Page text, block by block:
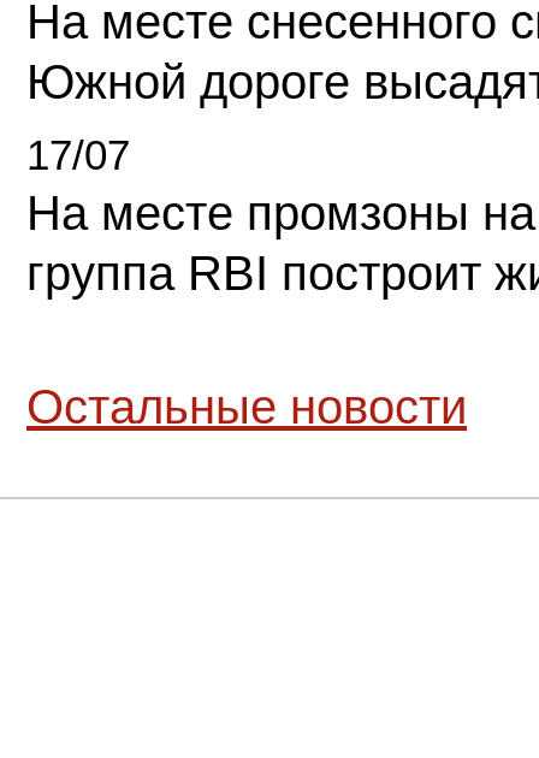
На месте снесенного
Южной дороге
17/07
На месте промзоны
группа RBI построит
Остальные новости